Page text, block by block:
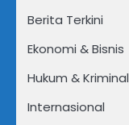
Berita Terkini
Ekonomi & Bisnis
Hukum & Kriminal
Internasional